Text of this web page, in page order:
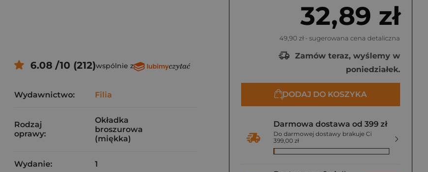
32,89 zł
49,90 zł - sugerowana cena detaliczna
Zamów teraz, wyślemy w
poniedziałek.
DODAJ DO KOSZYKA
Darmowa dostawa od 399 zł
Do darmowej dostawy brakuje Ci
399,00 zł
6.08 /10 (212)wspólnie z
Wydawnictwo: Filia
Rodzaj
oprawy:
Okładka
broszurowa
(miękka)
Wydanie: 1